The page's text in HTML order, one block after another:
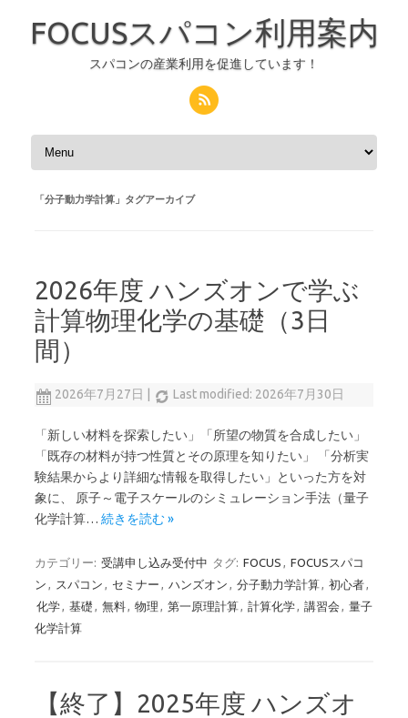
FOCUSスパコン利用案内
スパコンの産業利用を促進しています！
コンテンツへスキップ
「分子動力学計算 」タグアーカイブ
2026年度 ハンズオンで学ぶ
計算物理化学の基礎（3日
間）
2026年7月27日 Last modified: 2026年7月30日
「新しい材料を探索したい」「所望の物質を合成したい」
「既存の材料が持つ性質とその原理を知りたい」 「分析実
験結果からより詳細な情報を取得したい」といった方を対
象に、 原子～電子スケールのシミュレーション手法（量子
化学計算… 続きを読む »
カテゴリー: 受講申し込み受付中 タグ: FOCUS , FOCUSスパコ
ン , スパコン , セミナー , ハンズオン , 分子動力学計算, 初心者,
化学, 基礎 , 無料, 物理 , 第一原理計算, 計算化学, 講習会 , 量子
化学計算
【終了】2025年度 ハンズオ